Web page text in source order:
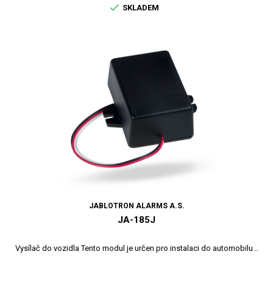
 SKLADEM
JABLOTRON ALARMS A.S.
JA-185J
Vysílač do vozidla Tento modul je určen pro instalaci do automobilu...